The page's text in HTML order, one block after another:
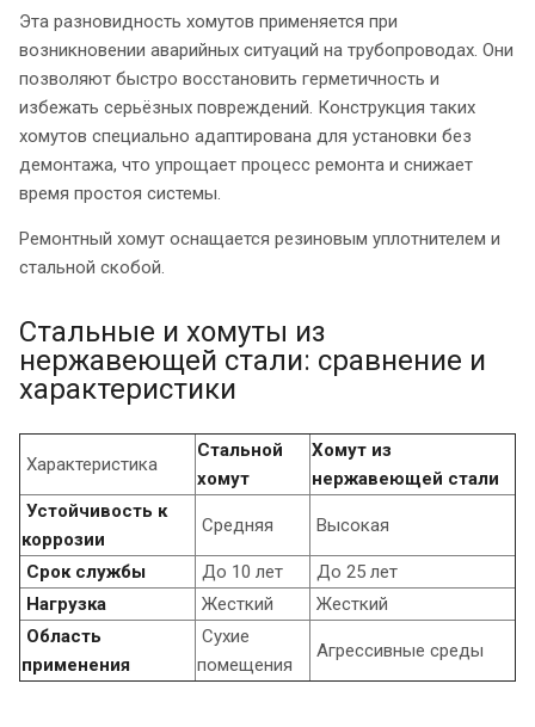
Эта разновидность хомутов применяется при
возникновении аварийных ситуаций на трубопроводах. Они
позволяют быстро восстановить герметичность и
избежать серьёзных повреждений. Конструкция таких
хомутов специально адаптирована для установки без
демонтажа, что упрощает процесс ремонта и снижает
время простоя системы.
Ремонтный хомут оснащается резиновым уплотнителем и
стальной скобой.
Стальные и хомуты из
нержавеющей стали: сравнение и
характеристики
Характеристика
Стальной
хомут
Хомут из
нержавеющей стали
Устойчивость к
коррозии
Средняя Высокая
Срок службы До 10 лет
До 25 лет
Нагрузка
Жесткий
Жесткий
Область
применения
Сухие
помещения
Агрессивные среды